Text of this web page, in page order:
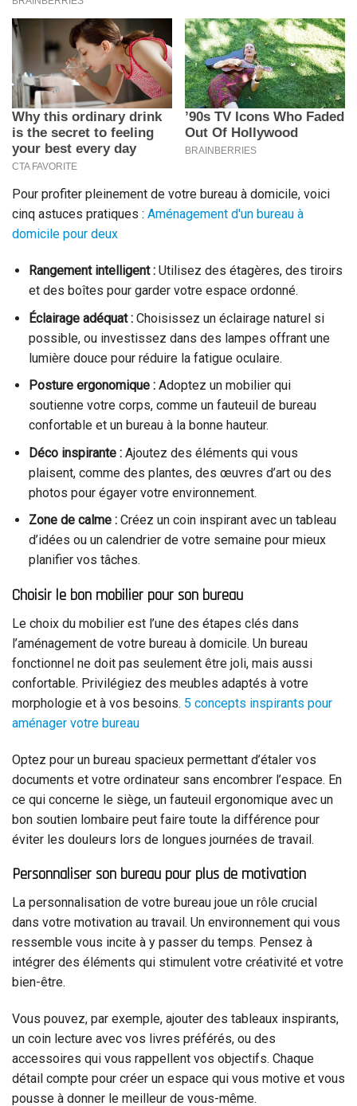
Pour profiter pleinement de votre bureau à domicile, voici
cinq astuces pratiques : Aménagement d'un bureau à
domicile pour deux
Rangement intelligent :Utilisez des étagères, des tiroirs
et des boîtes pour garder votre espace ordonné.
Éclairage adéquat :Choisissez un éclairage naturel si
possible, ou investissez dans des lampes offrant une
lumière douce pour réduire la fatigue oculaire.
Posture ergonomique :Adoptez un mobilier qui
soutienne votre corps, comme un fauteuil de bureau
confortable et un bureau à la bonne hauteur.
Déco inspirante :Ajoutez des éléments qui vous
plaisent, comme des plantes, des œuvres d’art ou des
photos pour égayer votre environnement.
Zone de calme :Créez un coin inspirant avec un tableau
d’idées ou un calendrier de votre semaine pour mieux
planifier vos tâches.
Choisir le bon mobilier pour son bureau
Le choix du mobilier est l’une des étapes clés dans
l’aménagement de votre bureau à domicile. Un bureau
fonctionnel ne doit pas seulement être joli, mais aussi
confortable. Privilégiez des meubles adaptés à votre
morphologie et à vos besoins. 5 concepts inspirants pour
aménager votre bureau
Optez pour un bureau spacieux permettant d’étaler vos
documents et votre ordinateur sans encombrer l’espace. En
ce qui concerne le siège, un fauteuil ergonomique avec un
bon soutien lombaire peut faire toute la différence pour
éviter les douleurs lors de longues journées de travail.
Personnaliser son bureau pour plus de motivation
La personnalisation de votre bureau joue un rôle crucial
dans votre motivation au travail. Un environnement qui vous
ressemble vous incite à y passer du temps. Pensez à
intégrer des éléments qui stimulent votre créativité et votre
bien-être.
Vous pouvez, par exemple, ajouter des tableaux inspirants,
un coin lecture avec vos livres préférés, ou des
accessoires qui vous rappellent vos objectifs. Chaque
détail compte pour créer un espace qui vous motive et vous
pousse à donner le meilleur de vous-même.